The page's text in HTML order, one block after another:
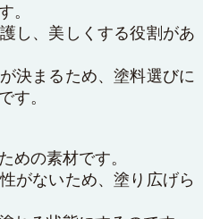
。
し、美しくする役割があ
決まるため、塗料選びに
す。
めの素材です。
がないため、塗り広げら